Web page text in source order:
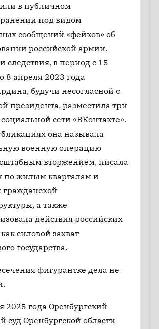
в публичном
под видом
сообщений «фейков» об
российской армии.
следствия, в период с 15
8 апреля 2023 года
будучи несогласной с
президента, разместила три
сети «ВКонтакте».
она называла
военную операцию
вторжением, писала
по жилым кварталам и
гражданской
а также
действия российских
силовой захват
государства.
фигурантке дела не
2025 года Оренбургский
суд Оренбургской области